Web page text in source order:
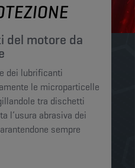
del motore da
dei lubrificanti
le microparticelle
tra dischetti
l’usura abrasiva dei
sempre